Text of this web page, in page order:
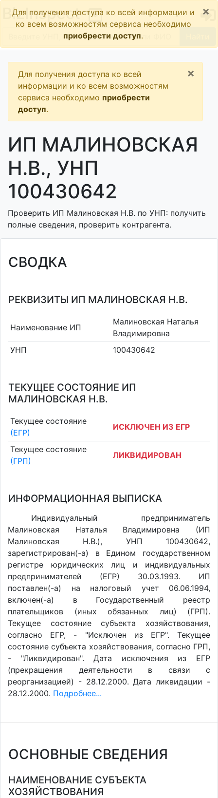
BizInspect
Для получения доступа ко всей информации и
ко всем возможностям сервиса необходимо
приобрести доступ.
×
Для получения доступа ко всей
информации и ко всем возможностям
сервиса необходимо приобрести
доступ.
×
ИП МАЛИНОВСКАЯ
Н.В., УНП
100430642
Проверить ИП Малиновская Н.В. по УНП: получить
полные сведения, проверить контрагента.
СВОДКА
РЕКВИЗИТЫ ИП МАЛИНОВСКАЯ Н.В.
Наименование ИП
Малиновская Наталья
Владимировна
УНП
100430642
ТЕКУЩЕЕ СОСТОЯНИЕ ИП
МАЛИНОВСКАЯ Н.В.
Текущее состояние
(ЕГР)
ИСКЛЮЧЕН ИЗ ЕГР
Текущее состояние
(ГРП)
ЛИКВИДИРОВАН
ИНФОРМАЦИОННАЯ ВЫПИСКА
Индивидуальный предприниматель
Малиновская Наталья Владимировна (ИП
Малиновская Н.В.), УНП 100430642,
зарегистрирован(-а) в Едином государственном
регистре юридических лиц и индивидуальных
предпринимателей (ЕГР) 30.03.1993. ИП
поставлен(-a) на налоговый учет 06.06.1994,
включен(-a) в Государственный реестр
плательщиков (иных обязанных лиц) (ГРП).
Текущее состояние субъекта хозяйствования,
согласно ЕГР, - "Исключен из ЕГР". Текущее
состояние субъекта хозяйствования, согласно ГРП,
- "Ликвидирован". Дата исключения из ЕГР
(прекращения деятельности в связи с
реорганизацией) - 28.12.2000. Дата ликвидации -
28.12.2000. Подробнее...
ОСНОВНЫЕ СВЕДЕНИЯ
НАИМЕНОВАНИЕ СУБЪЕКТА
ХОЗЯЙСТВОВАНИЯ